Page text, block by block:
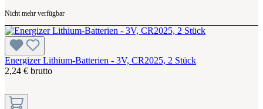
Nicht mehr verfügbar
Energizer Lithium-Batterien - 3V, CR2025, 2 Stück
2,24 € brutto